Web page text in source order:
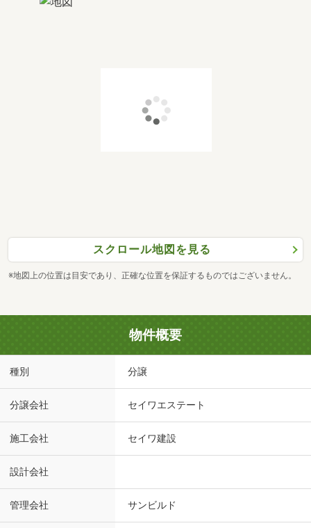
スクロール地図を見る
※地図上の位置は目安であり、正確な位置を保証するものではございません。
物件概要
種別 分譲
分譲会社 セイワエステート
施工会社 セイワ建設
設計会社
管理会社 サンビルド